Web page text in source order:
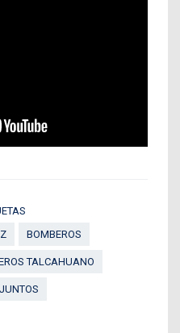
BOMBEROS
TALCAHUANO